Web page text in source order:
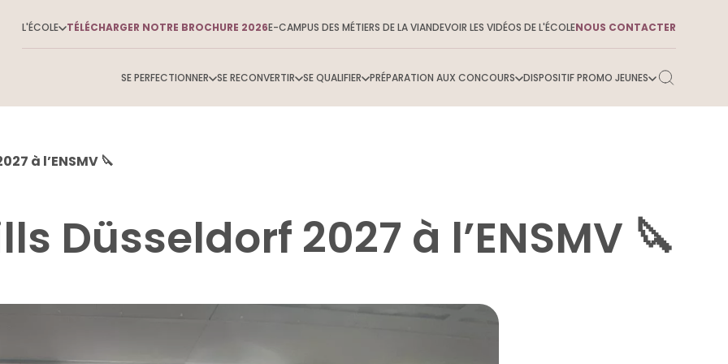
L'ÉCOLE TÉLÉCHARGER NOTRE BROCHURE 2026E-CAMPUS DES MÉTIERS DE LA VIANDEVOIR LES VIDÉOS DE L'ÉCOLENOUS CONTACTER
SE PERFECTIONNER SE RECONVERTIR SE QUALIFIER PRÉPARATION AUX CONCOURS DISPOSITIF PROMO JEUNES
à l’ENSMV 🔪
Düsseldorf 2027 à l’ENSMV 🔪